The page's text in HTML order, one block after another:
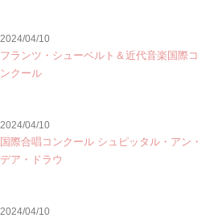
2024/04/10
フランツ・シューベルト＆近代音楽国際コ
ンクール
2024/04/10
国際合唱コンクール シュピッタル・アン・
デア・ドラウ
2024/04/10